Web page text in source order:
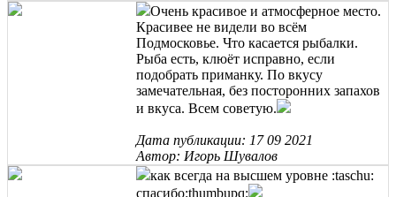
Очень красивое и атмосферное место.
Красивее не видели во всём
Подмосковье. Что касается рыбалки.
Рыба есть, клюёт исправно, если
подобрать приманку. По вкусу
замечательная, без посторонних запахов
и вкуса. Всем советую.
Дата публикации: 17 09 2021
Автор: Игорь Шувалов
как всегда на высшем уровне :taschu:
спасибо:thumbupq: